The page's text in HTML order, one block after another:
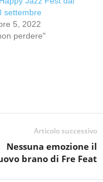
settembre
5, 2022
perdere"
Articolo successivo
Nessuna emozione il
brano di Fre Feat